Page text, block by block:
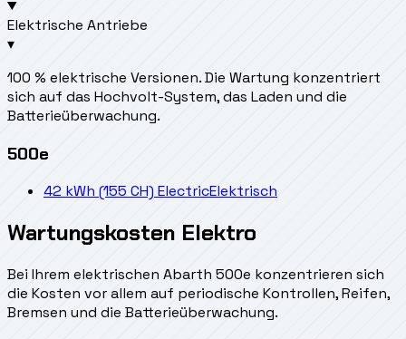
Elektrische Antriebe
▾
100 % elektrische Versionen. Die Wartung konzentriert
sich auf das Hochvolt-System, das Laden und die
Batterieüberwachung.
500e
42 kWh (155 CH) ElectricElektrisch
Wartungskosten Elektro
Bei Ihrem elektrischen Abarth 500e konzentrieren sich
die Kosten vor allem auf periodische Kontrollen, Reifen,
Bremsen und die Batterieüberwachung.